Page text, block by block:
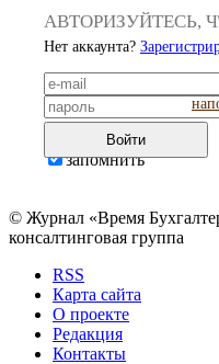
АВТОРИЗУЙТЕСЬ,
Нет аккаунта?
Войти
запомнить
© Журнал «Время
консалтинговая группа
RSS
Карта сайта
О проекте
Редакция
Контакты